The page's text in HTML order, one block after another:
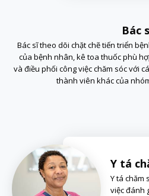
Bác
Bác sĩ theo dõi chặt chẽ tiến triển
của bệnh nhân, kê toa thuốc phù
và điều phối công việc chăm sóc với
thành viên khác của
Y tá
Y tá chăm
việc đánh